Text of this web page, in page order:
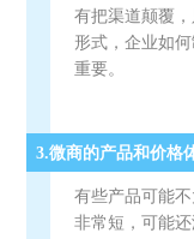
有把渠道颠覆
形式，企业如
重要。
3.微商的产品和价格
有些产品可能
非常短，可能